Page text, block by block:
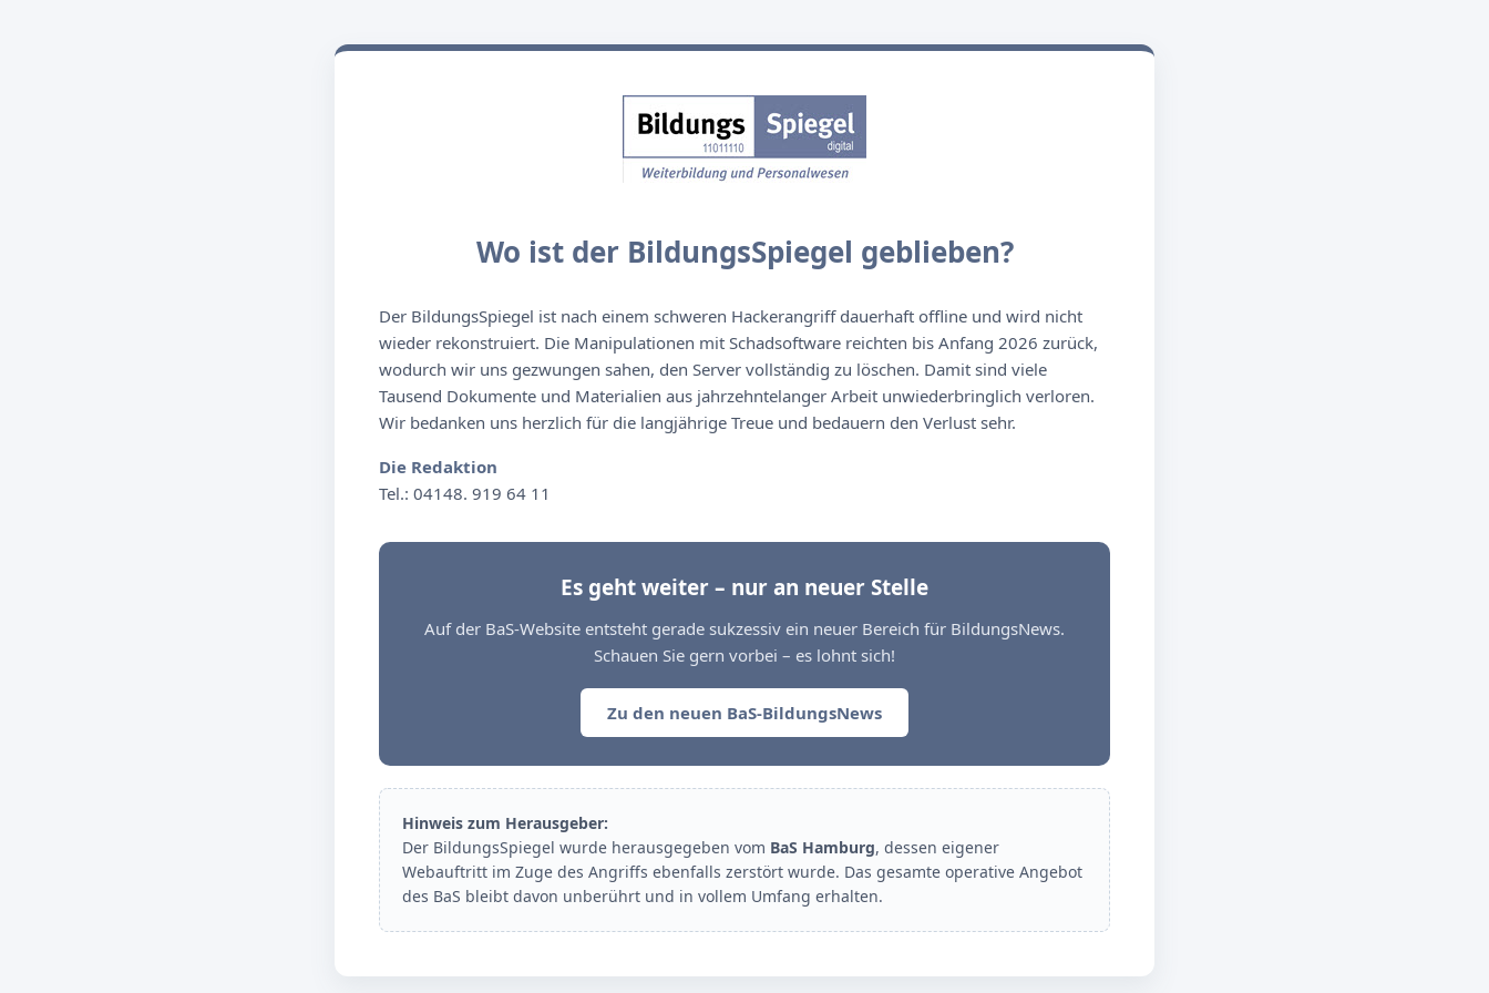
Wo ist der BildungsSpiegel geblieben?
Der BildungsSpiegel ist nach einem schweren Hackerangriff dauerhaft offline und wird nicht
wieder rekonstruiert. Die Manipulationen mit Schadsoftware reichten bis Anfang 2026 zurück,
wodurch wir uns gezwungen sahen, den Server vollständig zu löschen. Damit sind viele
Tausend Dokumente und Materialien aus jahrzehntelanger Arbeit unwiederbringlich verloren.
Wir bedanken uns herzlich für die langjährige Treue und bedauern den Verlust sehr.
Die Redaktion
Tel.: 04148. 919 64 11
Es geht weiter – nur an neuer Stelle
Auf der BaS-Website entsteht gerade sukzessiv ein neuer Bereich für BildungsNews.
Schauen Sie gern vorbei – es lohnt sich!
Zu den neuen BaS-BildungsNews
Hinweis zum Herausgeber:
Der BildungsSpiegel wurde herausgegeben vom BaS Hamburg, dessen eigener
Webauftritt im Zuge des Angriffs ebenfalls zerstört wurde. Das gesamte operative Angebot
des BaS bleibt davon unberührt und in vollem Umfang erhalten.